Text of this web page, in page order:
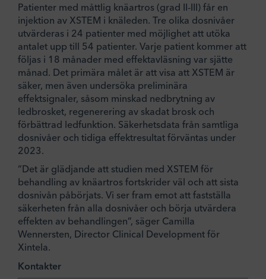
Patienter med måttlig knäartros (grad II-III) får en
injektion av XSTEM i knäleden. Tre olika dosnivåer
utvärderas i 24 patienter med möjlighet att utöka
antalet upp till 54 patienter. Varje patient kommer att
följas i 18 månader med effektavläsning var sjätte
månad. Det primära målet är att visa att XSTEM är
säker, men även undersöka preliminära
effektsignaler, såsom minskad nedbrytning av
ledbrosket, regenerering av skadat brosk och
förbättrad ledfunktion. Säkerhetsdata från samtliga
dosnivåer och tidiga effektresultat förväntas under
2023.
”Det är glädjande att studien med XSTEM för
behandling av knäartros fortskrider väl och att sista
dosnivån påbörjats. Vi ser fram emot att fastställa
säkerheten från alla dosnivåer och börja utvärdera
effekten av behandlingen”, säger Camilla
Wennersten, Director Clinical Development för
Xintela.
Kontakter